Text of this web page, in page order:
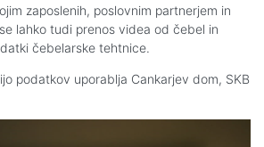
zaposlenih, poslovnim partnerjem in
lahko tudi prenos videa od čebel in
čebelarske tehtnice.
podatkov uporablja Cankarjev dom, SKB